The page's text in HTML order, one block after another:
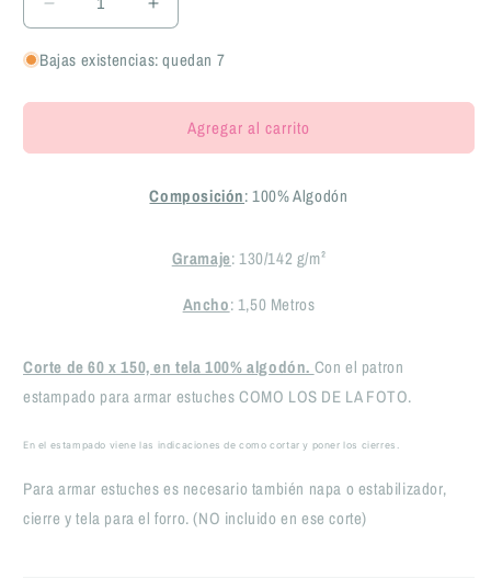
Reducir
cantidad
para
100%
-
Aumentar
cantidad
para
100%
Algodón
-
Patrón
(50
150)
Bajas existencias: quedan 7
Agregar al carrito
Composición: 100% Algodón
Gramaje: 130/142 g/m²
Ancho: 1,50 Metros
Corte de 60 x 150, en tela 100% algodón. Con el patron
estampado para armar estuches COMO LOS DE LA FOTO.
En el estampado viene las indicaciones de como cortar y poner los cierres.
Para armar estuches es necesario también napa o estabilizador,
cierre y tela para el forro. (NO incluido en ese corte)